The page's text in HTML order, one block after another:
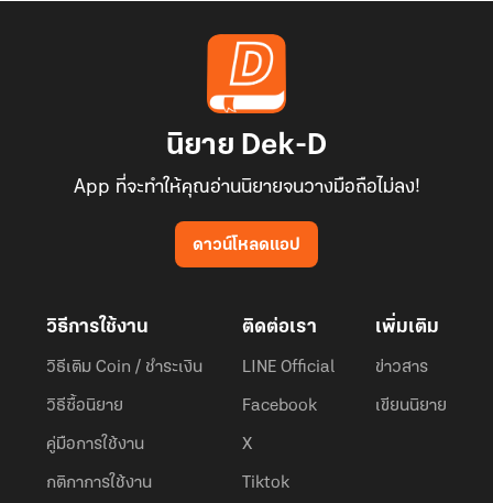
นิยาย Dek-D
App ที่จะทำให้คุณอ่านนิยายจนวางมือถือไม่ลง!
ดาวน์โหลดแอป
วิธีการใช้งาน
วิธีเติม Coin / ชำระเงิน
วิธีซื้อนิยาย
คู่มือการใช้งาน
กติกาการใช้งาน
ติดต่อเรา
LINE Official
Facebook
X
Tiktok
เพิ่มเติม
ข่าวสาร
เขียนนิยาย